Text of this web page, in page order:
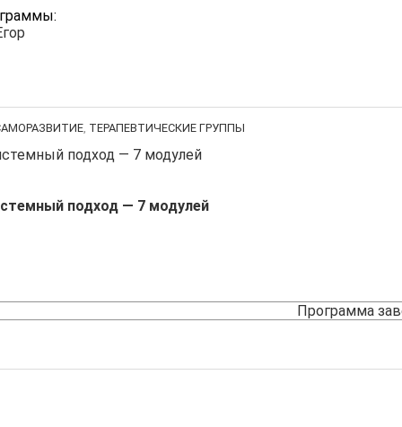
, ТЕРАПЕВТИЧЕСКИЕ ГРУППЫ
подход — 7 модулей
Программа